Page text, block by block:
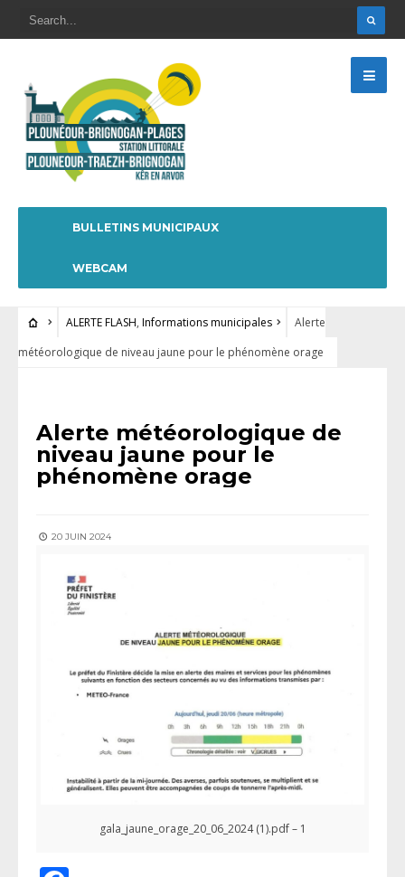
BULLETINS MUNICIPAUX
WEBCAM
ALERTE FLASH, Informations municipales
Alerte
météorologique de niveau jaune pour le phénomène orage
Alerte météorologique de
niveau jaune pour le
phénomène orage
20 JUIN 2024
gala_jaune_orage_20_06_2024 (1).pdf – 1